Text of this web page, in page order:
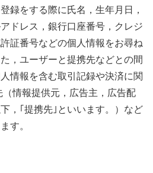
録をする際に氏名，生年月日，
ドレス，銀行口座番号，クレジ
証番号などの個人情報をお尋ね
，ユーザーと提携先などとの間
情報を含む取引記録や決済に関
情報提供元，広告主，広告配
，｢提携先｣といいます。）など
す。